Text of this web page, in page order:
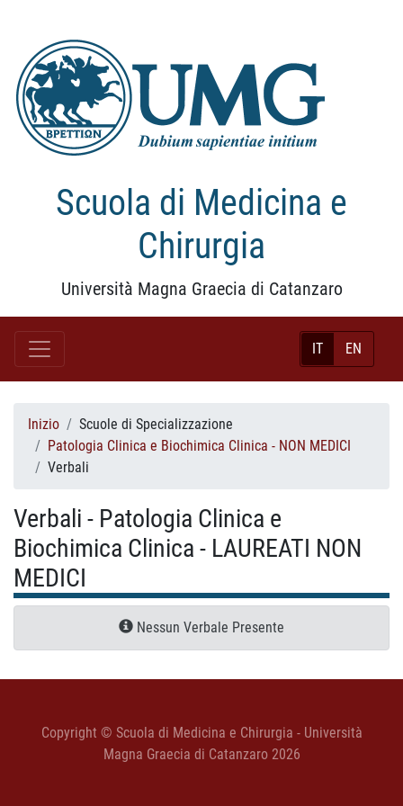
Scuola di Medicina e
Chirurgia
Università Magna Graecia di Catanzaro
IT EN
Inizio
Scuole di Specializzazione
Patologia Clinica e Biochimica Clinica - NON MEDICI
Verbali
Verbali - Patologia Clinica e
Biochimica Clinica - LAUREATI NON
MEDICI
Nessun Verbale Presente
Copyright © Scuola di Medicina e Chirurgia - Università
Magna Graecia di Catanzaro 2026